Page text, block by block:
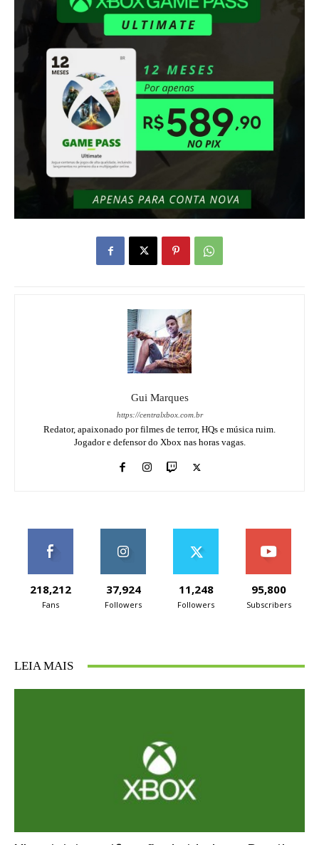
Gui Marques
https://centralxbox.com.br
Redator, apaixonado por filmes de terror, HQs e música ruim.
Jogador e defensor do Xbox nas horas vagas.
218,212
Fans
37,924
Followers
11,248
Followers
95,800
Subscribers
LEIA MAIS